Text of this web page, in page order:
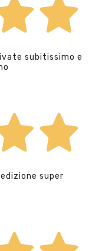
subitissimo e
super